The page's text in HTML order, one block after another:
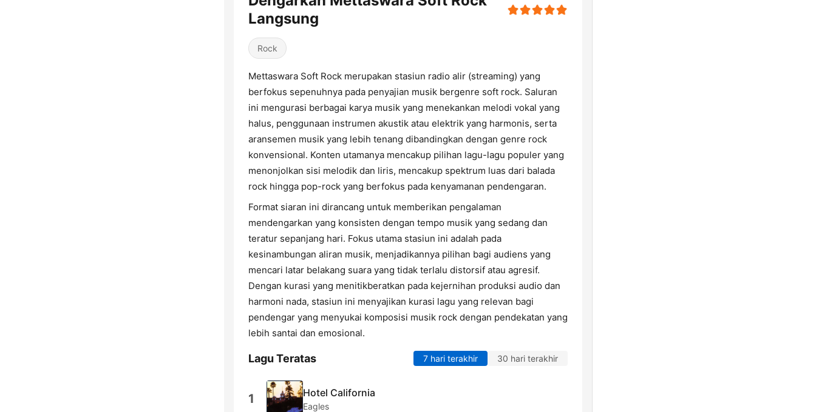
Langsung
Rock
Mettaswara Soft Rock merupakan stasiun radio alir (streaming) yang
berfokus sepenuhnya pada penyajian musik bergenre soft rock. Saluran
ini mengurasi berbagai karya musik yang menekankan melodi vokal yang
halus, penggunaan instrumen akustik atau elektrik yang harmonis, serta
aransemen musik yang lebih tenang dibandingkan dengan genre rock
konvensional. Konten utamanya mencakup pilihan lagu-lagu populer yang
menonjolkan sisi melodik dan liris, mencakup spektrum luas dari balada
rock hingga pop-rock yang berfokus pada kenyamanan pendengaran.
Format siaran ini dirancang untuk memberikan pengalaman
mendengarkan yang konsisten dengan tempo musik yang sedang dan
teratur sepanjang hari. Fokus utama stasiun ini adalah pada
kesinambungan aliran musik, menjadikannya pilihan bagi audiens yang
mencari latar belakang suara yang tidak terlalu distorsif atau agresif.
Dengan kurasi yang menitikberatkan pada kejernihan produksi audio dan
harmoni nada, stasiun ini menyajikan kurasi lagu yang relevan bagi
pendengar yang menyukai komposisi musik rock dengan pendekatan yang
lebih santai dan emosional.
Lagu Teratas 7 hari terakhir 30 hari terakhir
1 Hotel California
Eagles